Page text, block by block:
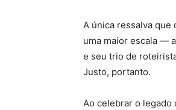
A única ressalva que
uma maior escala —
e seu trio de
Justo, portanto.
Ao celebrar o legado